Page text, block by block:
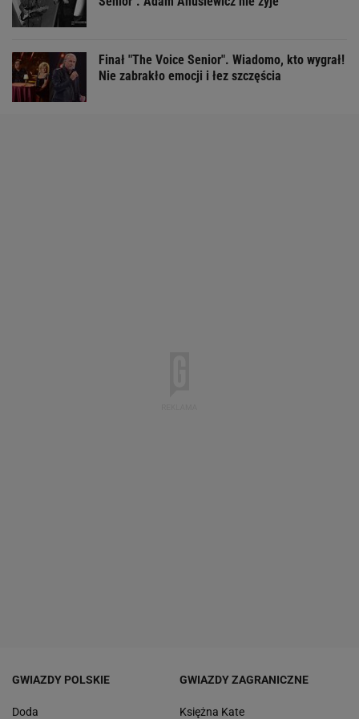
Finał "The Voice Senior". Wiadomo, kto wygrał!
Nie zabrakło emocji i łez szczęścia
GWIAZDY POLSKIE
Doda
GWIAZDY ZAGRANICZNE
Księżna Kate